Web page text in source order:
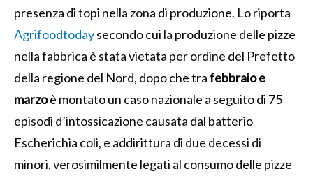
presenza di topi nella zona di produzione. Lo riporta
Agrifoodtodaysecondo cui la produzione delle pizze
nella fabbrica è stata vietata per ordine del Prefetto
della regione del Nord, dopo che trafebbraio e
marzoè montato un caso nazionale a seguito di 75
episodi d’intossicazione causata dal batterio
Escherichia coli, e addirittura di due decessi di
minori, verosimilmente legati al consumo delle pizze